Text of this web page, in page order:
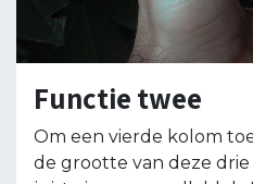
Functie twee
Om een vierde kolom
de grootte van deze